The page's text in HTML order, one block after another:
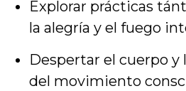
Explorar prácticas
la alegría y el fuego
Despertar el cuerpo y
del movimiento